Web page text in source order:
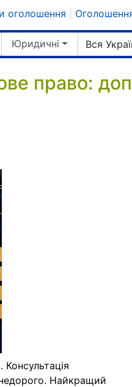
оголошення
Юридичні Вся
право:
Консультація
Найкращий